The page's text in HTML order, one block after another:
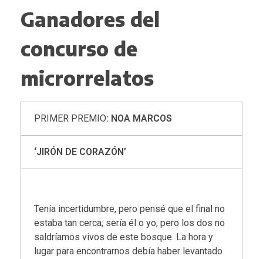
Ganadores del
concurso de
microrrelatos
PRIMER PREMIO: NOA MARCOS
‘JIRÓN DE CORAZÓN’
Tenía incertidumbre, pero pensé que el final no
estaba tan cerca; sería él o yo, pero los dos no
saldríamos vivos de este bosque. La hora y
lugar para encontrarnos debía haber levantado